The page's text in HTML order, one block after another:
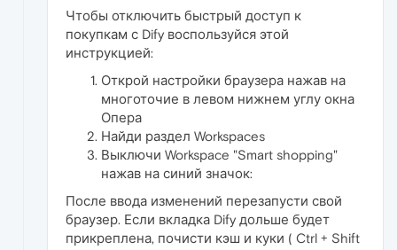
Чтобы отключить быстрый доступ к
покупкам с Dify воспользуйся этой
инструкцией:
Открой настройки браузера нажав на
многоточие в левом нижнем углу окна
Опера
Найди раздел Workspaces
Выключи Workspace "Smart shopping"
нажав на синий значок:
После ввода изменений перезапусти свой
браузер. Если вкладка Dify дольше будет
прикреплена, почисти кэш и куки ( Ctrl + Shift